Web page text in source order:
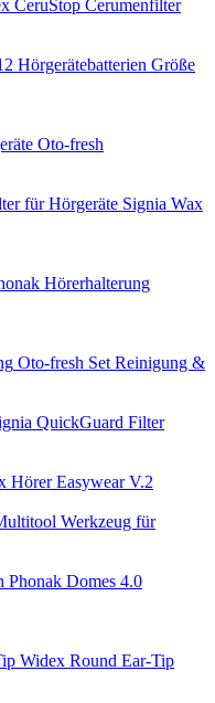
CeruStop Cerumenfilter
Hörgerätebatterien Größe
Oto-fresh
Signia Wax
Hörerhalterung
Oto-fresh Set Reinigung &
QuickGuard Filter
Hörer Easywear V.2
Werkzeug für
Phonak Domes 4.0
Widex Round Ear-Tip